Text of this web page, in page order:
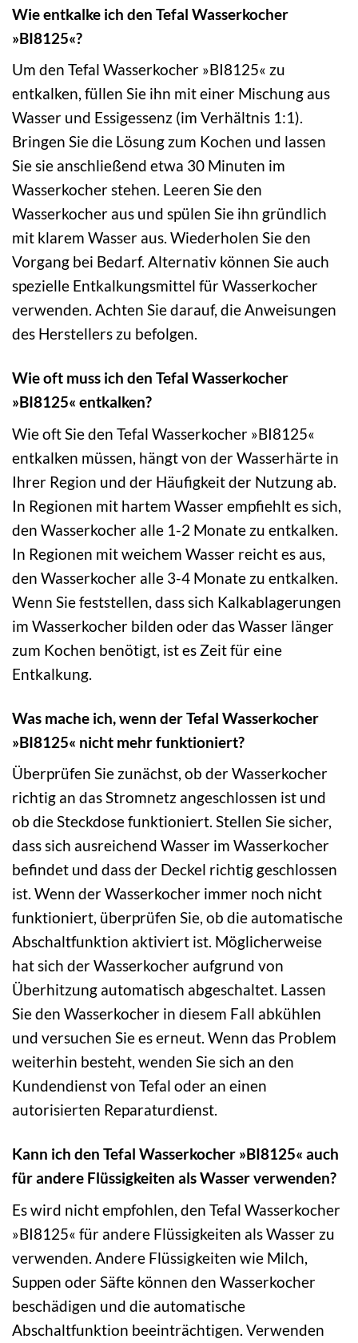
Wie entkalke ich den Tefal Wasserkocher
»BI8125«?
Um den Tefal Wasserkocher »BI8125« zu
entkalken, füllen Sie ihn mit einer Mischung aus
Wasser und Essigessenz (im Verhältnis 1:1).
Bringen Sie die Lösung zum Kochen und lassen
Sie sie anschließend etwa 30 Minuten im
Wasserkocher stehen. Leeren Sie den
Wasserkocher aus und spülen Sie ihn gründlich
mit klarem Wasser aus. Wiederholen Sie den
Vorgang bei Bedarf. Alternativ können Sie auch
spezielle Entkalkungsmittel für Wasserkocher
verwenden. Achten Sie darauf, die Anweisungen
des Herstellers zu befolgen.
Wie oft muss ich den Tefal Wasserkocher
»BI8125« entkalken?
Wie oft Sie den Tefal Wasserkocher »BI8125«
entkalken müssen, hängt von der Wasserhärte in
Ihrer Region und der Häufigkeit der Nutzung ab.
In Regionen mit hartem Wasser empfiehlt es sich,
den Wasserkocher alle 1-2 Monate zu entkalken.
In Regionen mit weichem Wasser reicht es aus,
den Wasserkocher alle 3-4 Monate zu entkalken.
Wenn Sie feststellen, dass sich Kalkablagerungen
im Wasserkocher bilden oder das Wasser länger
zum Kochen benötigt, ist es Zeit für eine
Entkalkung.
Was mache ich, wenn der Tefal Wasserkocher
»BI8125« nicht mehr funktioniert?
Überprüfen Sie zunächst, ob der Wasserkocher
richtig an das Stromnetz angeschlossen ist und
ob die Steckdose funktioniert. Stellen Sie sicher,
dass sich ausreichend Wasser im Wasserkocher
befindet und dass der Deckel richtig geschlossen
ist. Wenn der Wasserkocher immer noch nicht
funktioniert, überprüfen Sie, ob die automatische
Abschaltfunktion aktiviert ist. Möglicherweise
hat sich der Wasserkocher aufgrund von
Überhitzung automatisch abgeschaltet. Lassen
Sie den Wasserkocher in diesem Fall abkühlen
und versuchen Sie es erneut. Wenn das Problem
weiterhin besteht, wenden Sie sich an den
Kundendienst von Tefal oder an einen
autorisierten Reparaturdienst.
Kann ich den Tefal Wasserkocher »BI8125« auch
für andere Flüssigkeiten als Wasser verwenden?
Es wird nicht empfohlen, den Tefal Wasserkocher
»BI8125« für andere Flüssigkeiten als Wasser zu
verwenden. Andere Flüssigkeiten wie Milch,
Suppen oder Säfte können den Wasserkocher
beschädigen und die automatische
Abschaltfunktion beeinträchtigen. Verwenden